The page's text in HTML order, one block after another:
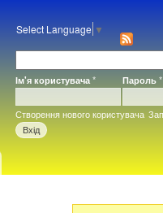
Select Language ▼
Вхід
Ім'я користувача* Пароль*
Створення нового користувача